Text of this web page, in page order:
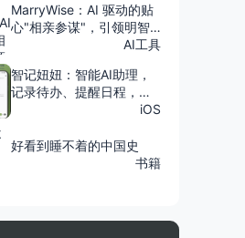
MarryWise：AI 驱动的贴
心"相亲参谋"，引领明智
AI工具
智记妞妞：智能AI助理，
记录待办、提醒日程，陪
iOS
好看到睡不着的中国史
书籍